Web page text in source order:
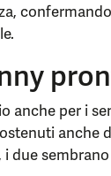
anche per i
anche
due